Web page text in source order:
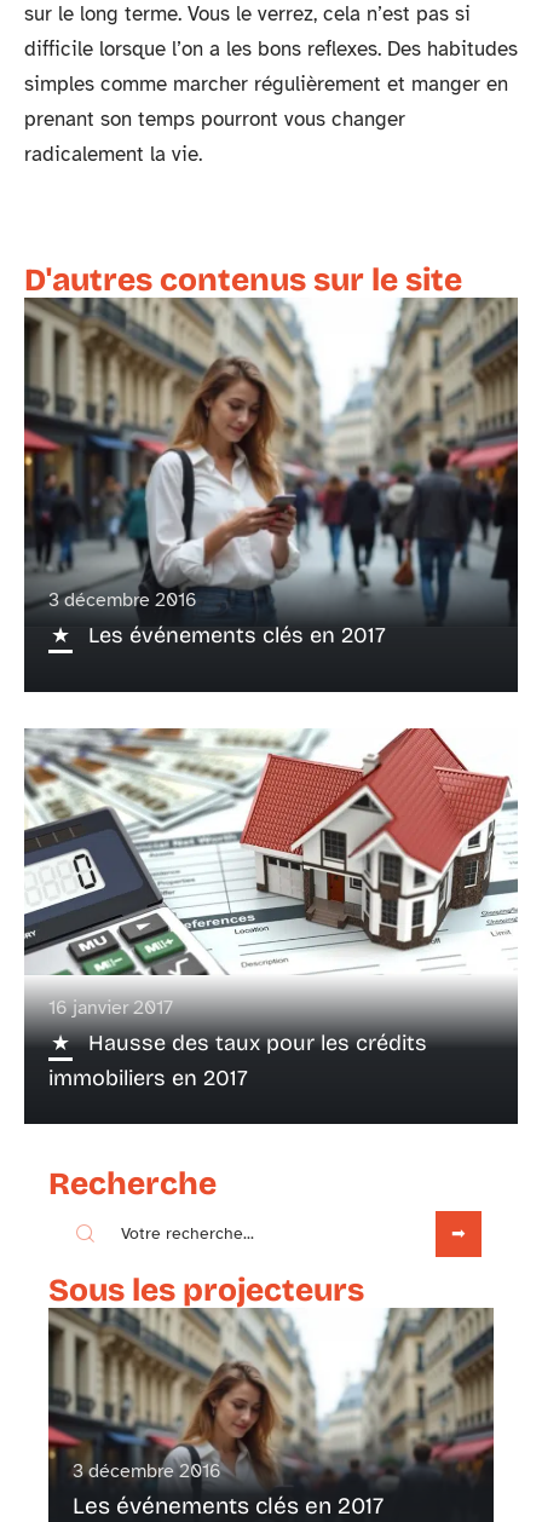
sur le long terme. Vous le verrez, cela n’est pas si
difficile lorsque l’on a les bons reflexes. Des habitudes
simples comme marcher régulièrement et manger en
prenant son temps pourront vous changer
radicalement la vie.
D'autres contenus sur le site
3 décembre 2016
Les événements clés en 2017
16 janvier 2017
Hausse des taux pour les crédits
immobiliers en 2017
Recherche
Sous les projecteurs
3 décembre 2016
Les événements clés en 2017